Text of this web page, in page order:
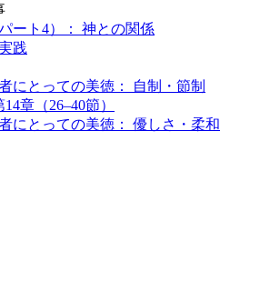
ート4）： 神との関係
践
にとっての美徳： 自制・節制
章（26–40節）
にとっての美徳： 優しさ・柔和